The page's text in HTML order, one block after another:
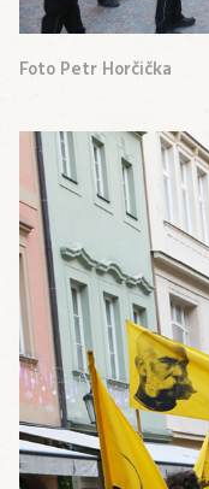
Foto Petr Horčička